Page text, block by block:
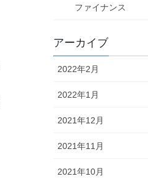
ファイナンス
アーカイブ
2022年2月
2022年1月
2021年12月
2021年11月
2021年10月